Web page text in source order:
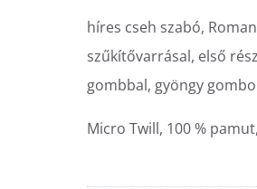
híres cseh szabó,
szűkítővarrásal, első
gombbal, gyöngy
Micro Twill, 100 %